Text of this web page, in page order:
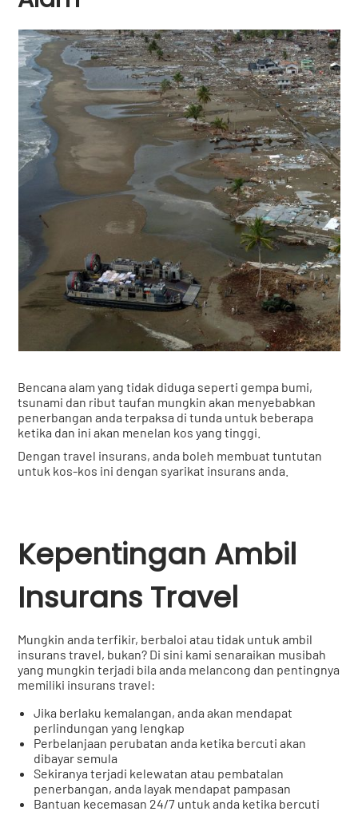
Bencana alam yang tidak diduga seperti gempa bumi,
tsunami dan ribut taufan mungkin akan menyebabkan
penerbangan anda terpaksa di tunda untuk beberapa
ketika dan ini akan menelan kos yang tinggi.
Dengan travel insurans, anda boleh membuat tuntutan
untuk kos-kos ini dengan syarikat insurans anda.
Kepentingan Ambil
Insurans Travel
Mungkin anda terfikir, berbaloi atau tidak untuk ambil
insurans travel, bukan? Di sini kami senaraikan musibah
yang mungkin terjadi bila anda melancong dan pentingnya
memiliki insurans travel:
Jika berlaku kemalangan, anda akan mendapat
perlindungan yang lengkap
Perbelanjaan perubatan anda ketika bercuti akan
dibayar semula
Sekiranya terjadi kelewatan atau pembatalan
penerbangan, anda layak mendapat pampasan
Bantuan kecemasan 24/7 untuk anda ketika bercuti